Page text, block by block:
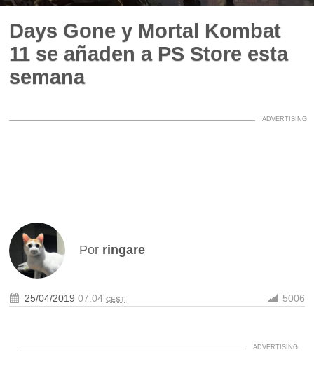
Days Gone y Mortal Kombat
11 se añaden a PS Store esta
semana
Por ringare
25/04/2019 07:04CEST 5006